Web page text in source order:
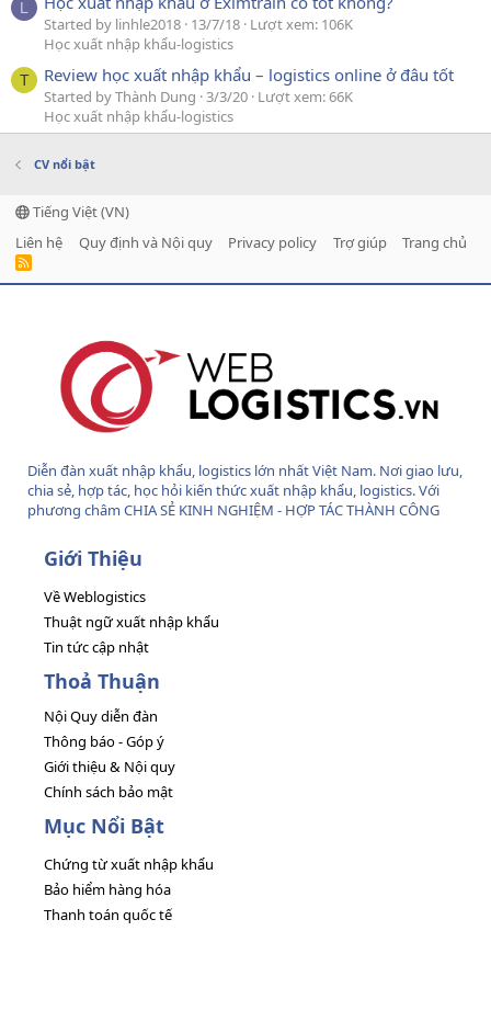
L
Started by linhle2018 13/7/18 Lượt xem: 106K
Học xuất nhập khẩu-logistics
T Review học xuất nhập khẩu – logistics online ở đâu tốt
Started by Thành Dung 3/3/20 Lượt xem: 66K
Học xuất nhập khẩu-logistics
CV nổi bật
Tiếng Việt (VN)
Liên hệ
Quy định và Nội quy Privacy policy Trợ giúp Trang chủ
R
Diễn đàn xuất nhập khẩu, logistics lớn nhất Việt Nam. Nơi giao lưu,
chia sẻ, hợp tác, học hỏi kiến thức xuất nhập khẩu, logistics. Với
phương châm CHIA SẺ KINH NGHIỆM - HỢP TÁC THÀNH CÔNG
Giới Thiệu
Về Weblogistics
Thuật ngữ xuất nhập khẩu
Tin tức cập nhật
Thoả Thuận
Nội Quy diễn đàn
Thông báo - Góp ý
Giới thiệu & Nội quy
Chính sách bảo mật
Mục Nổi Bật
Chứng từ xuất nhập khẩu
Bảo hiểm hàng hóa
Thanh toán quốc tế